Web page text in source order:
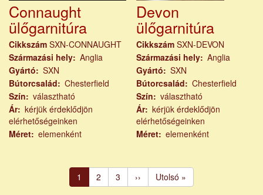
Connaught
ülőgarnitúra
Cikkszám SXN-CONNAUGHT
Származási hely Anglia
Gyártó
SXN
Bútorcsalád
Chesterfield
Szín
választható
Ár kérjük érdeklődjön
elérhetőségeinken
Méret elemenként
Devon
ülőgarnitúra
Cikkszám SXN-DEVON
Származási hely
Anglia
Gyártó
SXN
Bútorcsalád
Chesterfield
Szín
választható
Ár
kérjük érdeklődjön
elérhetőségeinken
Méret
elemenként
Oldalszámozás
Jelenlegi
oldal
1 Page
2 Page
3
Következő
oldal
››
Utolsó
oldal
Utolsó »